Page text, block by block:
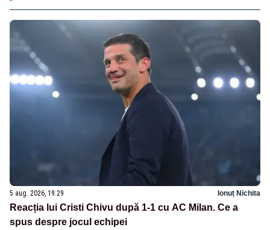
5 aug. 2026, 19:29 Ionuț Nichita
Reacția lui Cristi Chivu după 1-1 cu AC Milan. Ce a
spus despre jocul echipei